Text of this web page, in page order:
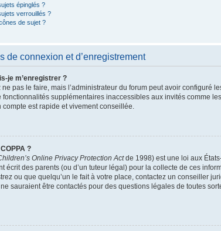
épinglés ?
verrouillés ?
de sujet ?
de connexion et d’enregistrement
je m’enregistrer ?
ne pas le faire, mais l’administrateur du forum peut avoir configuré
fonctionnalités supplémentaires inaccessibles aux invités comme
compte est rapide et vivement conseillée.
?
Online Privacy Protection Actde 1998) est une loi aux
écrit des parents (ou d’un tuteur légal) pour la collecte de ces
ou que quelqu’un le fait à votre place, contactez un conseiller
sauraient être contactés pour des questions légales de toutes